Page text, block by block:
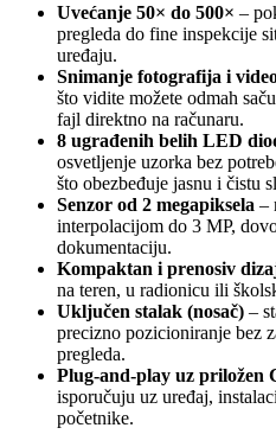
Uvećanje 50× do 500× –
pregleda do fine inspekcije
uređaju.
Snimanje fotografija i
što vidite možete odmah
fajl direktno na računaru.
8 ugrađenih belih LED
osvetljenje uzorka bez
što obezbeđuje jasnu i čistu
Senzor od 2 megapiksela –
interpolacijom do 3 MP,
dokumentaciju.
Kompaktan i prenosiv
na teren, u radionicu ili
Uključen stalak (nosač) –
precizno pozicioniranje bez
pregleda.
Plug-and-play uz priložen
isporučuju uz uređaj,
početnike.